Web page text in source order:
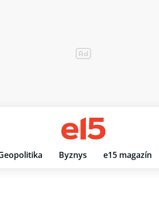
Byznys e15 magazín